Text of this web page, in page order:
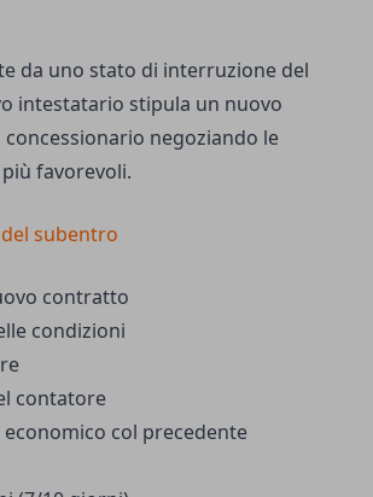
da uno stato di interruzione del
intestatario stipula un nuovo
negoziando le
favorevoli.
subentro
contratto
condizioni
contatore
col precedente